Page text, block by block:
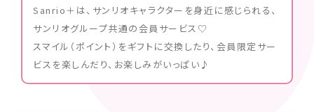
Sanrio＋は、サンリオキャラクターを身近に感じられる、
サンリオグループ共通の会員サービス♡
スマイル（ポイント）をギフトに交換したり、会員限定サー
ビスを楽しんだり、お楽しみがいっぱい♪